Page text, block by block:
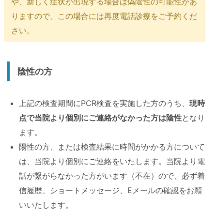
りますので、この場合には再度電話診療をご予約くだ
さい。
陰性の方
上記の検査期間にPCR検査を実施した方のうち、 現時
点で当院より個別にご連絡がなかった方は陰性となり
ます。
陽性の方、または検査結果に時間がかかる方について
は、当院より個別にご連絡をいたします。当院より電
話が繋がらなかった方がいます（不在）ので、必ず着
信履歴、ショートメッセージ、Eメールの確認をお願
いいたします。